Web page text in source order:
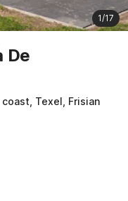
1/17
De
Texel, Frisian